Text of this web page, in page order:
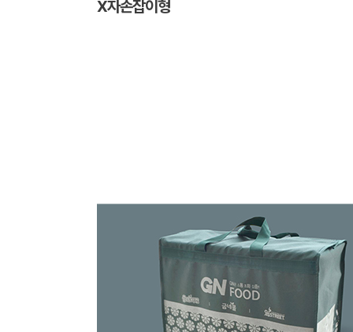
X자손잡이형